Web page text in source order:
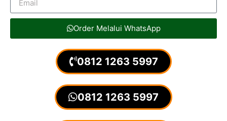
Order Melalui WhatsApp
0812 1263 5997
0812 1263 5997